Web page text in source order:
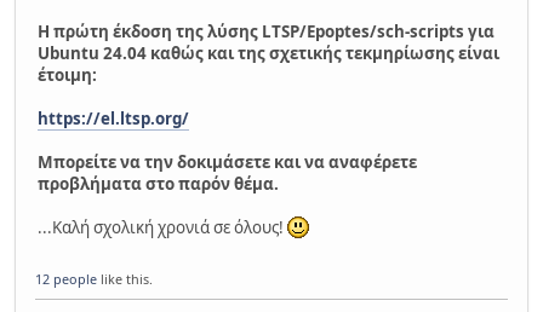
Η πρώτη έκδοση της λύσης LTSP/Epoptes/sch-scripts για
Ubuntu 24.04 καθώς και της σχετικής τεκμηρίωσης είναι
έτοιμη:
https://el.ltsp.org/
Μπορείτε να την δοκιμάσετε και να αναφέρετε
προβλήματα στο παρόν θέμα.
...Καλή σχολική χρονιά σε όλους!
12 people like this.